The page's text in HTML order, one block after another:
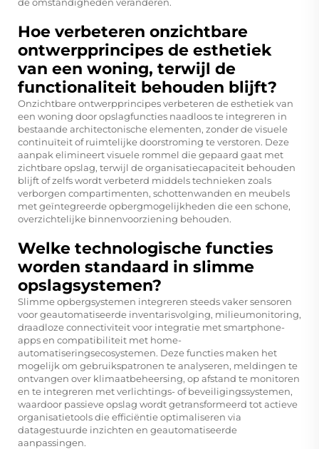
Hoe verbeteren onzichtbare
ontwerpprincipes de esthetiek
van een woning, terwijl de
functionaliteit behouden blijft?
Onzichtbare ontwerpprincipes verbeteren de esthetiek van
een woning door opslagfuncties naadloos te integreren in
bestaande architectonische elementen, zonder de visuele
continuïteit of ruimtelijke doorstroming te verstoren. Deze
aanpak elimineert visuele rommel die gepaard gaat met
zichtbare opslag, terwijl de organisatiecapaciteit behouden
blijft of zelfs wordt verbeterd middels technieken zoals
verborgen compartimenten, schottenwanden en meubels
met geïntegreerde opbergmogelijkheden die een schone,
overzichtelijke binnenvoorziening behouden.
Welke technologische functies
worden standaard in slimme
opslagsystemen?
Slimme opbergsystemen integreren steeds vaker sensoren
voor geautomatiseerde inventarisvolging, milieumonitoring,
draadloze connectiviteit voor integratie met smartphone-
apps en compatibiliteit met home-
automatiseringsecosystemen. Deze functies maken het
mogelijk om gebruikspatronen te analyseren, meldingen te
ontvangen over klimaatbeheersing, op afstand te monitoren
en te integreren met verlichtings- of beveiligingssystemen,
waardoor passieve opslag wordt getransformeerd tot actieve
organisatietools die efficiëntie optimaliseren via
datagestuurde inzichten en geautomatiseerde
aanpassingen.